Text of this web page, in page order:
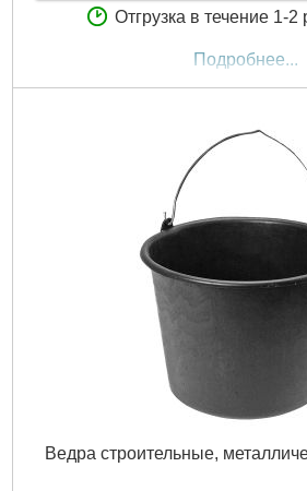
Отгрузка в течение 1-2
Подробнее...
Ведра строительные,